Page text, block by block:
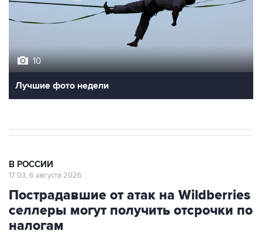
10
Лучшие фото недели
В РОССИИ
17:03, 6 августа 2026
Пострадавшие от атак на Wildberries
селлеры могут получить отсрочки по
налогам